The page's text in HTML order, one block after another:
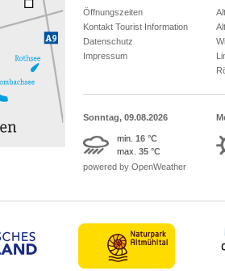
Öffnungszeiten
Kontakt Tourist Information
Datenschutz
Impressum
Sonntag, 09.08.2026
min. 16 °C
max. 35 °C
powered by OpenWeather